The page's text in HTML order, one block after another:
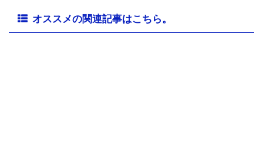
オススメの関連記事はこちら。